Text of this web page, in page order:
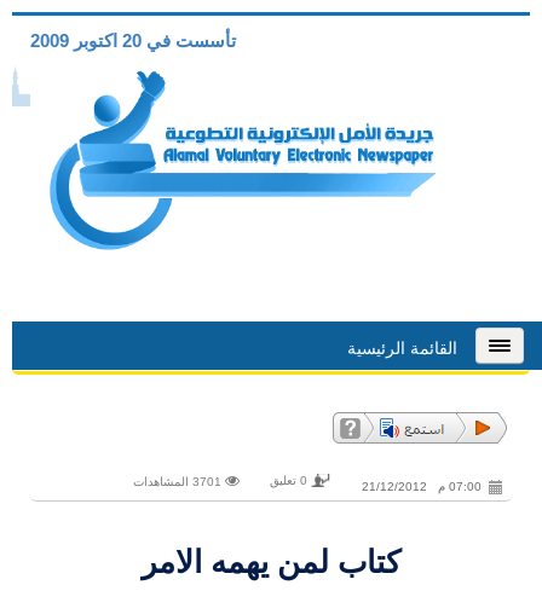
تأسست في 20 اكتوبر 2009
القائمة الرئيسية
07:00 م 21/12/2012 0 تعليق
كتاب لمن يهمه الامر